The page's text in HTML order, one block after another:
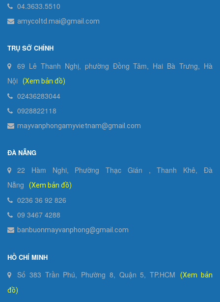
04.3633.5510
amycoltd.mai@gmail.com
TRỤ SỞ CHÍNH
69 Lê Thanh Nghị, phường Đồng Tâm, Hai Bà Trưng, Hà
Nội
(Xem bản đồ)
02436283044
0928822118
mayvanphongamyvietnam@gmail.com
ĐÀ NẴNG
22 Hàm Nghi, Phường Thạc Gián , Thanh Khê, Đà
Nẵng
(Xem bản đồ)
0236 36 92 826
09 3467 4288
banbuonmayvanphong@gmail.com
HỒ CHÍ MINH
Số 383 Trần Phú, Phường 8, Quận 5, TP.HCM
(Xem bản
đồ)